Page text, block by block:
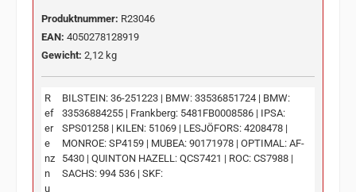
Produktnummer: R23046
EAN: 4050278128919
Gewicht: 2,12 kg
R
ef
er
e
nz
n
u
BILSTEIN: 36-251223 | BMW: 33536851724 | BMW:
33536884255 | Frankberg: 5481FB0008586 | IPSA:
SPS01258 | KILEN: 51069 | LESJÖFORS: 4208478 |
MONROE: SP4159 | MUBEA: 90171978 | OPTIMAL: AF-
5430 | QUINTON HAZELL: QCS7421 | ROC: CS7988 |
SACHS: 994 536 | SKF: